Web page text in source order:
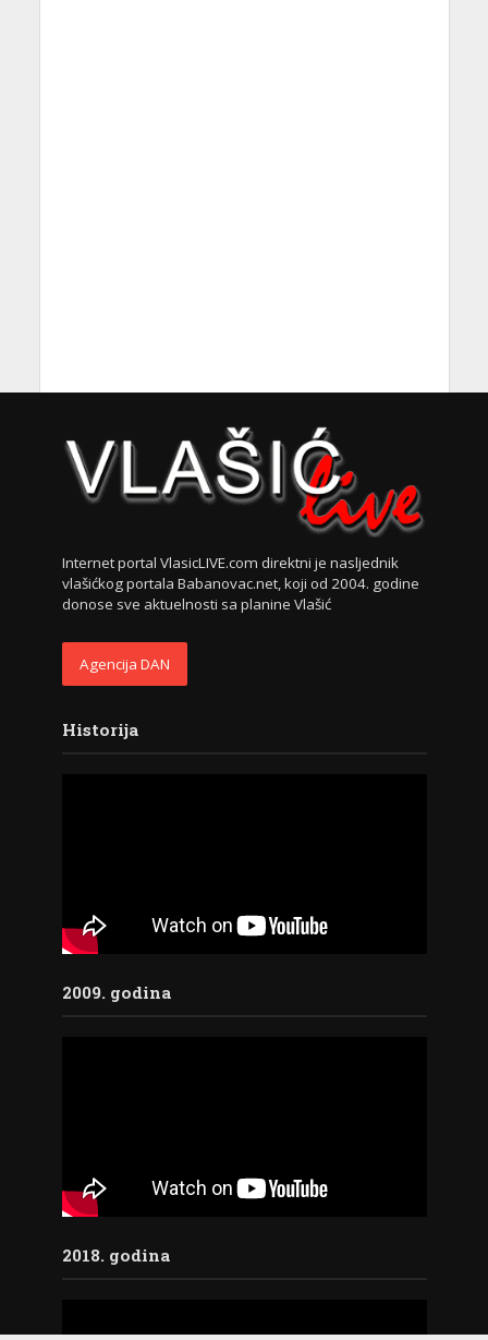
Internet portal VlasicLIVE.com direktni je nasljednik
vlašićkog portala Babanovac.net, koji od 2004. godine
donose sve aktuelnosti sa planine Vlašić
Agencija DAN
Historija
2009. godina
2018. godina